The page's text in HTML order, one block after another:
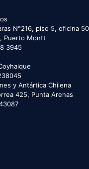
N°216, piso 5, oficina
Puerto Montt
3945
y Antártica Chilena
425, Punta Arenas